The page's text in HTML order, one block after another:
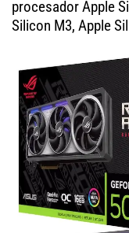
procesador Apple
Silicon M3, Apple